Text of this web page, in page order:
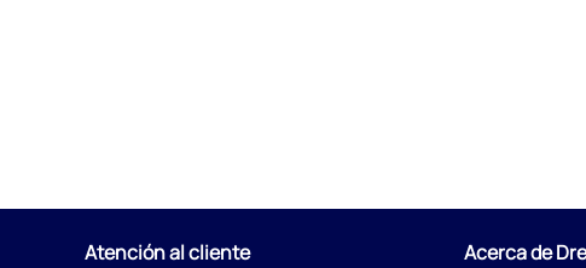
Atención al cliente Acerca de